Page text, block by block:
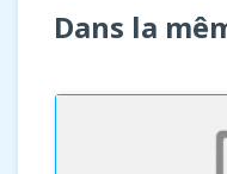
Dans la